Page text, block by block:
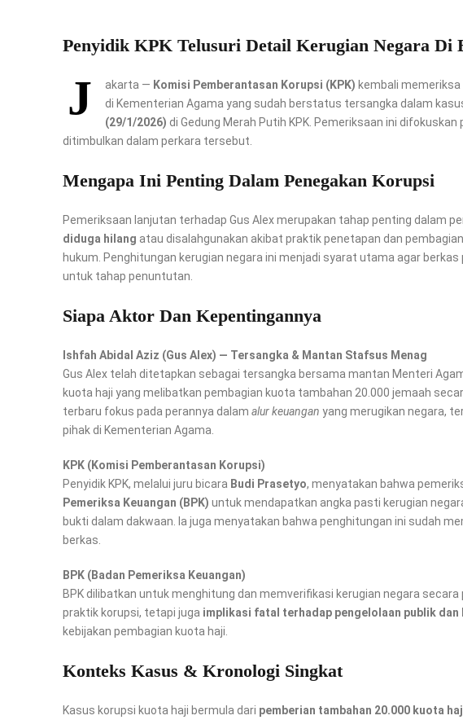
Penyidik KPK Telusuri Detail Kerugian Negara Di
J akarta — Komisi Pemberantasan Korupsi (KPK) kembali memeriksa
di Kementerian Agama yang sudah berstatus tersangka dalam
(29/1/2026) di Gedung Merah Putih KPK. Pemeriksaan ini difokuskan
ditimbulkan dalam perkara tersebut.
Mengapa Ini Penting Dalam Penegakan Korupsi
Pemeriksaan lanjutan terhadap Gus Alex merupakan tahap penting dalam
diduga hilang atau disalahgunakan akibat praktik penetapan dan
hukum. Penghitungan kerugian negara ini menjadi syarat utama agar
untuk tahap penuntutan.
Siapa Aktor Dan Kepentingannya
Ishfah Abidal Aziz (Gus Alex) — Tersangka & Mantan Stafsus Menag
Gus Alex telah ditetapkan sebagai tersangka bersama mantan Menteri
kuota haji yang melibatkan pembagian kuota tambahan 20.000 jemaah
terbaru fokus pada perannya dalam alur keuangan yang merugikan negara,
pihak di Kementerian Agama.
KPK (Komisi Pemberantasan Korupsi)
Penyidik KPK, melalui juru bicara Budi Prasetyo, menyatakan bahwa
Pemeriksa Keuangan (BPK) untuk mendapatkan angka pasti kerugian
bukti dalam dakwaan. Ia juga menyatakan bahwa penghitungan ini sudah
berkas.
BPK (Badan Pemeriksa Keuangan)
BPK dilibatkan untuk menghitung dan memverifikasi kerugian negara
praktik korupsi, tetapi juga implikasi fatal terhadap pengelolaan publik dan
kebijakan pembagian kuota haji.
Konteks Kasus & Kronologi Singkat
Kasus korupsi kuota haji bermula dari pemberian tambahan 20.000 kuota